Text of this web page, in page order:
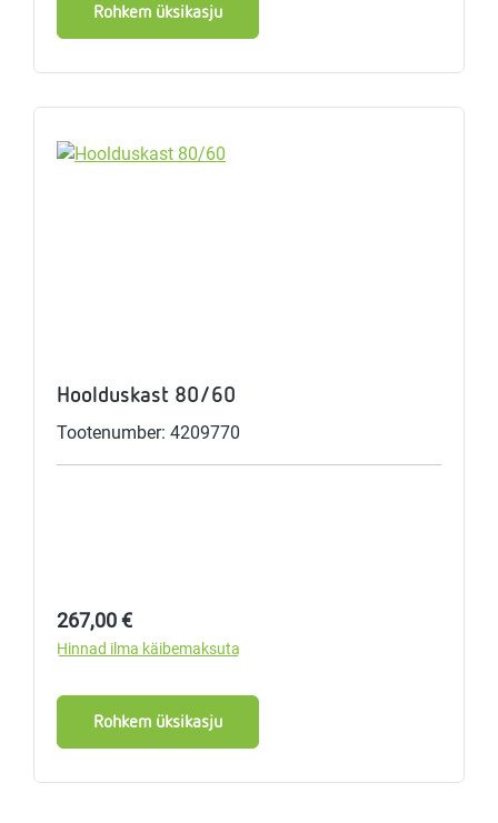
Rohkem üksikasju
Hoolduskast 80/60
Tootenumber: 4209770
Tavahind:
267,00 €
Hinnad ilma käibemaksuta
Rohkem üksikasju